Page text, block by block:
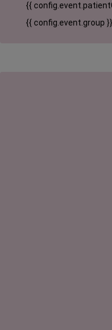
{{
{{ config.event.group }}